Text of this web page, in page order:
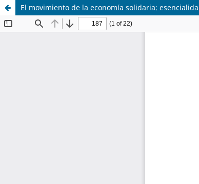
El movimiento de la economía solidaria: